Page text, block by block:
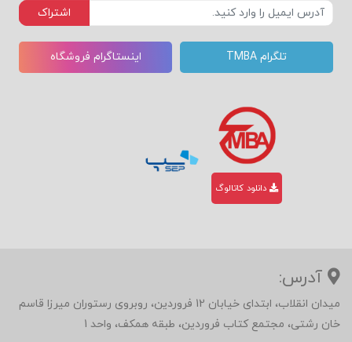
اشتراک
تلگرام TMBA اینستاگرام فروشگاه
دانلود کاتالوگ
آدرس:
میدان انقلاب، ابتدای خیابان 12 فروردین، روبروی رستوران میرزا قاسم
خان رشتی، مجتمع کتاب فروردین، طبقه همکف، واحد 1